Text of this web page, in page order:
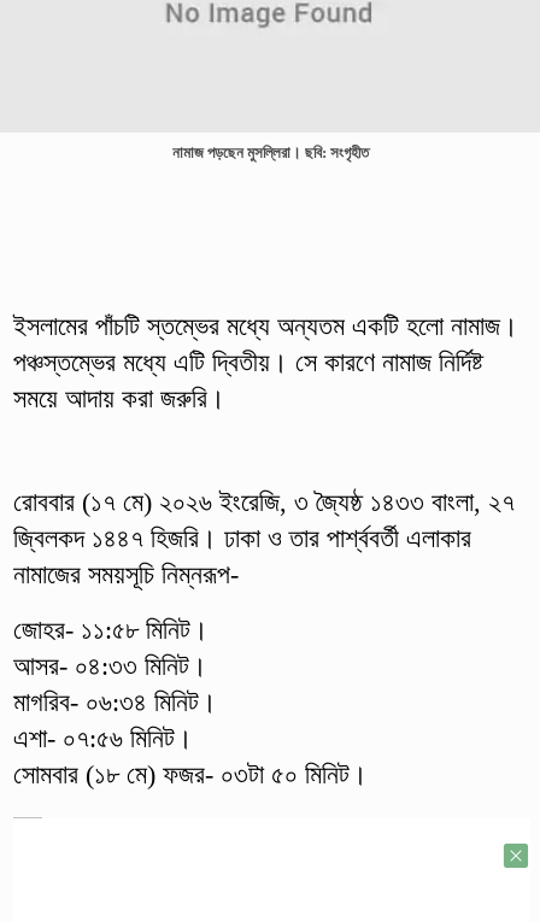
নামাজ পড়ছেন মুসল্লিরা। ছবি: সংগৃহীত
ইসলামের পাঁচটি স্তম্ভের মধ্যে অন্যতম একটি হলো নামাজ।
পঞ্চস্তম্ভের মধ্যে এটি দ্বিতীয়। সে কারণে নামাজ নির্দিষ্ট
সময়ে আদায় করা জরুরি।
রোববার (১৭ মে) ২০২৬ ইংরেজি, ৩ জ্যৈষ্ঠ ১৪৩৩ বাংলা, ২৭
জ্বিলকদ ১৪৪৭ হিজরি। ঢাকা ও তার পার্শ্ববর্তী এলাকার
নামাজের সময়সূচি নিম্নরূপ-
জোহর- ১১:৫৮ মিনিট।
আসর- ০৪:৩৩ মিনিট।
মাগরিব- ০৬:৩৪ মিনিট।
এশা- ০৭:৫৬ মিনিট।
সোমবার (১৮ মে) ফজর- ০৩টা ৫০ মিনিট।